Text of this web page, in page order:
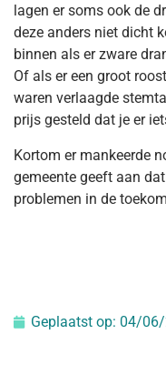
lagen er soms ook de
deze anders niet dicht
binnen als er zware
Of als er een groot
waren verlaagde
prijs gesteld dat je er
Kortom er mankeerde
gemeente geeft aan
problemen in de
Geplaatst op: 04/